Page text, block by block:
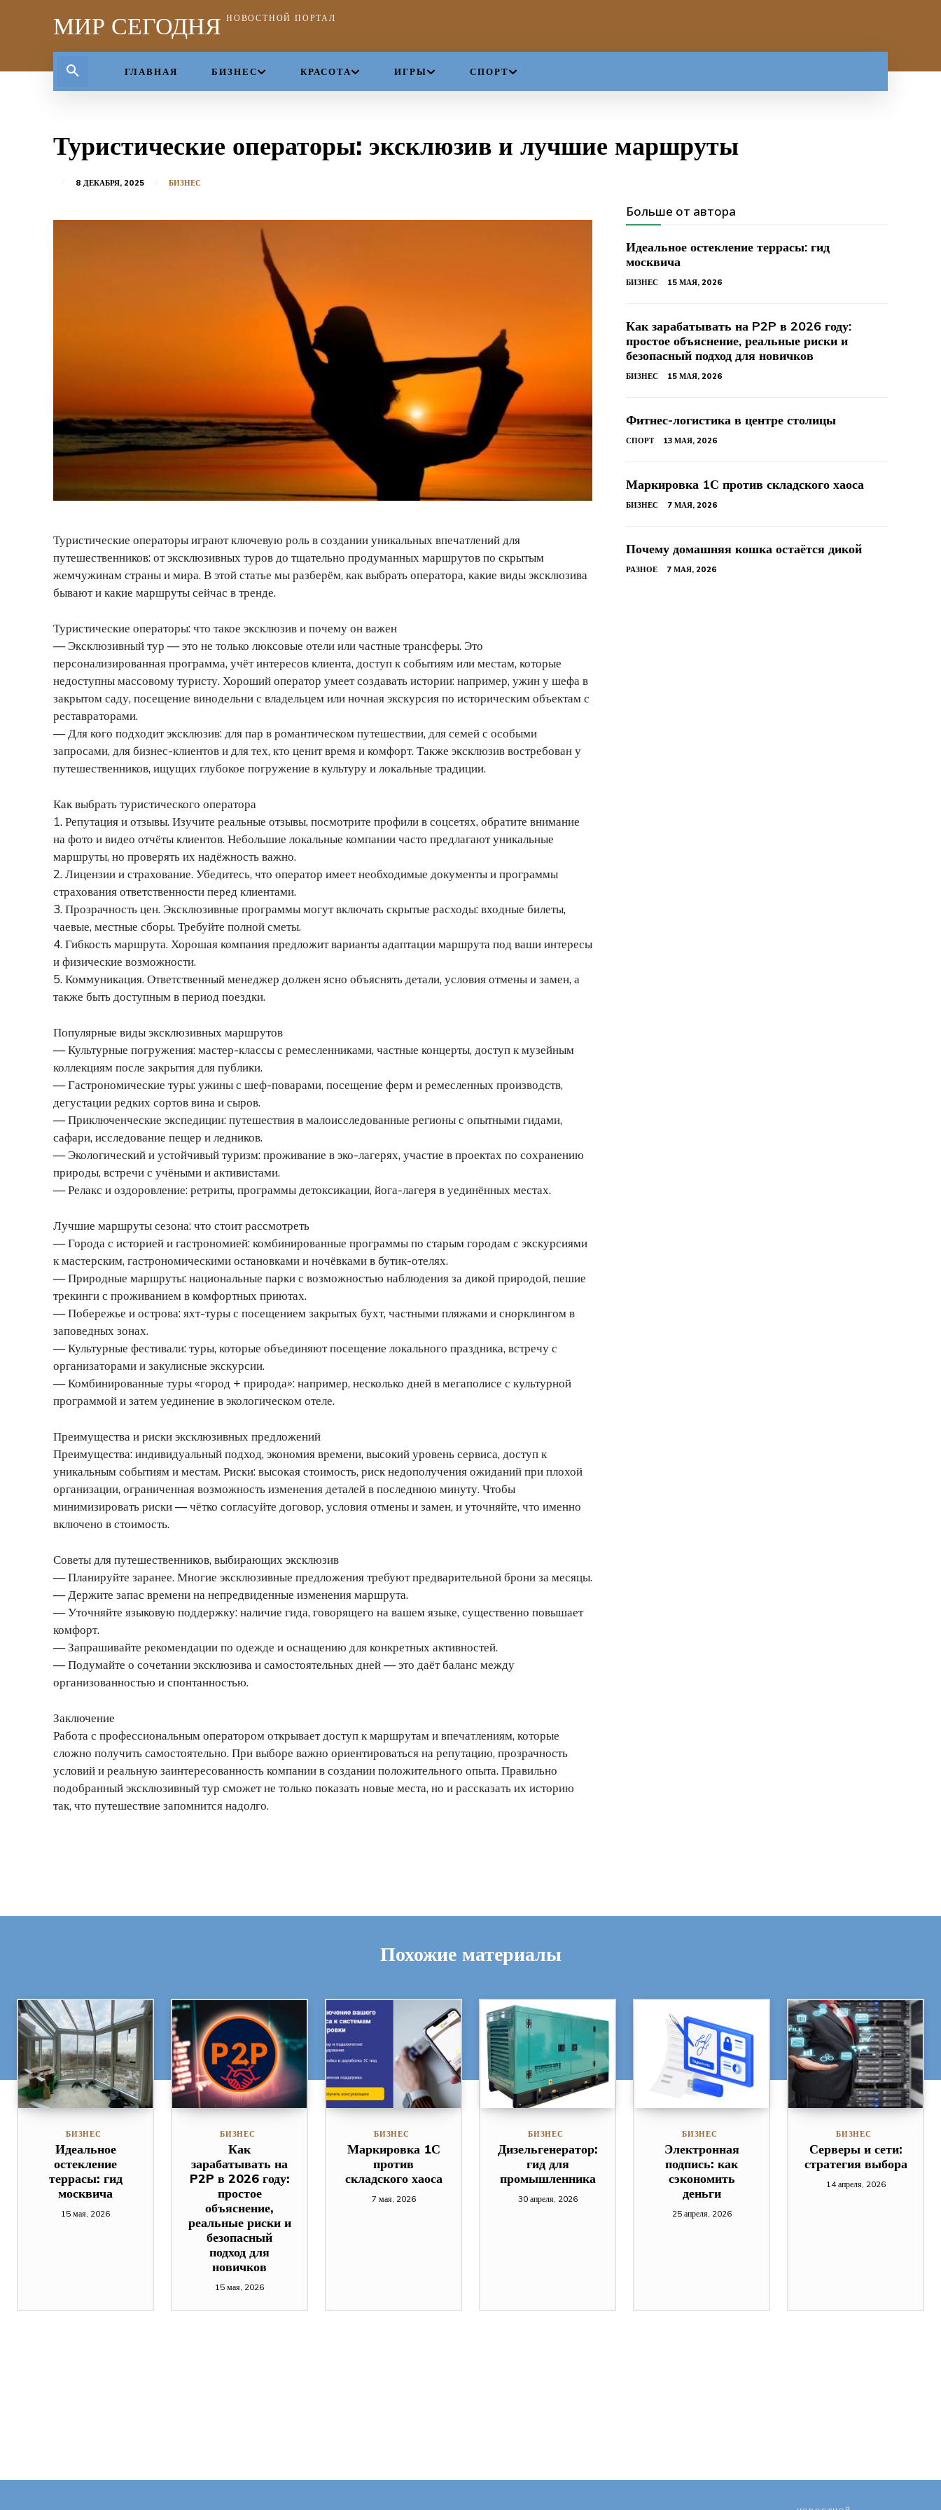
МИР СЕГОДНЯ НОВОСТНОЙ ПОРТАЛ
ГЛАВНАЯ БИЗНЕС КРАСОТА ИГРЫ СПОРТ
Туристические операторы: эксклюзив и лучшие маршруты
8 ДЕКАБРЯ, 2025 БИЗНЕС
Туристические операторы играют ключевую роль в создании уникальных впечатлений для
путешественников: от эксклюзивных туров до тщательно продуманных маршрутов по скрытым
жемчужинам страны и мира. В этой статье мы разберём, как выбрать оператора, какие виды эксклюзива
бывают и какие маршруты сейчас в тренде.
Туристические операторы: что такое эксклюзив и почему он важен
— Эксклюзивный тур — это не только люксовые отели или частные трансферы. Это
персонализированная программа, учёт интересов клиента, доступ к событиям или местам, которые
недоступны массовому туристу. Хороший оператор умеет создавать истории: например, ужин у шефа в
закрытом саду, посещение винодельни с владельцем или ночная экскурсия по историческим объектам с
реставраторами.
— Для кого подходит эксклюзив: для пар в романтическом путешествии, для семей с особыми
запросами, для бизнес-клиентов и для тех, кто ценит время и комфорт. Также эксклюзив востребован у
путешественников, ищущих глубокое погружение в культуру и локальные традиции.
Как выбрать туристического оператора
1. Репутация и отзывы. Изучите реальные отзывы, посмотрите профили в соцсетях, обратите внимание
на фото и видео отчёты клиентов. Небольшие локальные компании часто предлагают уникальные
маршруты, но проверять их надёжность важно.
2. Лицензии и страхование. Убедитесь, что оператор имеет необходимые документы и программы
страхования ответственности перед клиентами.
3. Прозрачность цен. Эксклюзивные программы могут включать скрытые расходы: входные билеты,
чаевые, местные сборы. Требуйте полной сметы.
4. Гибкость маршрута. Хорошая компания предложит варианты адаптации маршрута под ваши интересы
и физические возможности.
5. Коммуникация. Ответственный менеджер должен ясно объяснять детали, условия отмены и замен, а
также быть доступным в период поездки.
Популярные виды эксклюзивных маршрутов
— Культурные погружения: мастер-классы с ремесленниками, частные концерты, доступ к музейным
коллекциям после закрытия для публики.
— Гастрономические туры: ужины с шеф-поварами, посещение ферм и ремесленных производств,
дегустации редких сортов вина и сыров.
— Приключенческие экспедиции: путешествия в малоисследованные регионы с опытными гидами,
сафари, исследование пещер и ледников.
— Экологический и устойчивый туризм: проживание в эко-лагерях, участие в проектах по сохранению
природы, встречи с учёными и активистами.
— Релакс и оздоровление: ретриты, программы детоксикации, йога-лагеря в уединённых местах.
Лучшие маршруты сезона: что стоит рассмотреть
— Города с историей и гастрономией: комбинированные программы по старым городам с экскурсиями
к мастерским, гастрономическими остановками и ночёвками в бутик-отелях.
— Природные маршруты: национальные парки с возможностью наблюдения за дикой природой, пешие
трекинги с проживанием в комфортных приютах.
— Побережье и острова: яхт-туры с посещением закрытых бухт, частными пляжами и снорклингом в
заповедных зонах.
— Культурные фестивали: туры, которые объединяют посещение локального праздника, встречу с
организаторами и закулисные экскурсии.
— Комбинированные туры «город + природа»: например, несколько дней в мегаполисе с культурной
программой и затем уединение в экологическом отеле.
Преимущества и риски эксклюзивных предложений
Преимущества: индивидуальный подход, экономия времени, высокий уровень сервиса, доступ к
уникальным событиям и местам. Риски: высокая стоимость, риск недополучения ожиданий при плохой
организации, ограниченная возможность изменения деталей в последнюю минуту. Чтобы
минимизировать риски — чётко согласуйте договор, условия отмены и замен, и уточняйте, что именно
включено в стоимость.
Советы для путешественников, выбирающих эксклюзив
— Планируйте заранее. Многие эксклюзивные предложения требуют предварительной брони за месяцы.
— Держите запас времени на непредвиденные изменения маршрута.
— Уточняйте языковую поддержку: наличие гида, говорящего на вашем языке, существенно повышает
комфорт.
— Запрашивайте рекомендации по одежде и оснащению для конкретных активностей.
— Подумайте о сочетании эксклюзива и самостоятельных дней — это даёт баланс между
организованностью и спонтанностью.
Заключение
Работа с профессиональным оператором открывает доступ к маршрутам и впечатлениям, которые
сложно получить самостоятельно. При выборе важно ориентироваться на репутацию, прозрачность
условий и реальную заинтересованность компании в создании положительного опыта. Правильно
подобранный эксклюзивный тур сможет не только показать новые места, но и рассказать их историю
так, что путешествие запомнится надолго.
Больше от автора
Идеальное остекление террасы: гид
москвича
БИЗНЕС 15 МАЯ, 2026
Как зарабатывать на P2P в 2026 году:
простое объяснение, реальные риски и
безопасный подход для новичков
БИЗНЕС 15 МАЯ, 2026
Фитнес-логистика в центре столицы
СПОРТ 13 МАЯ, 2026
Маркировка 1С против складского хаоса
БИЗНЕС 7 МАЯ, 2026
Почему домашняя кошка остаётся дикой
РАЗНОЕ 7 МАЯ, 2026
Похожие материалы
БИЗНЕС
Идеальное
остекление
террасы: гид
москвича
15 мая, 2026
БИЗНЕС
Как
зарабатывать на
P2P в 2026 году:
простое
объяснение,
реальные риски и
безопасный
подход для
новичков
15 мая, 2026
БИЗНЕС
Маркировка 1С
против
складского хаоса
7 мая, 2026
БИЗНЕС
Дизельгенератор:
гид для
промышленника
30 апреля, 2026
БИЗНЕС
Электронная
подпись: как
сэкономить
деньги
25 апреля, 2026
БИЗНЕС
Серверы и сети:
стратегия выбора
14 апреля, 2026